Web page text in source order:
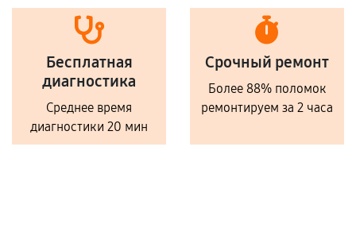
Бесплатная
диагностика
Среднее время
диагностики 20 мин
Срочный ремонт
Более 88% поломок
ремонтируем за 2 часа